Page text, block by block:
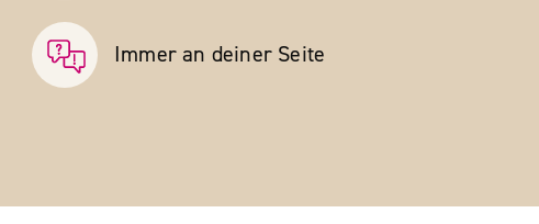
Immer an deiner Seite